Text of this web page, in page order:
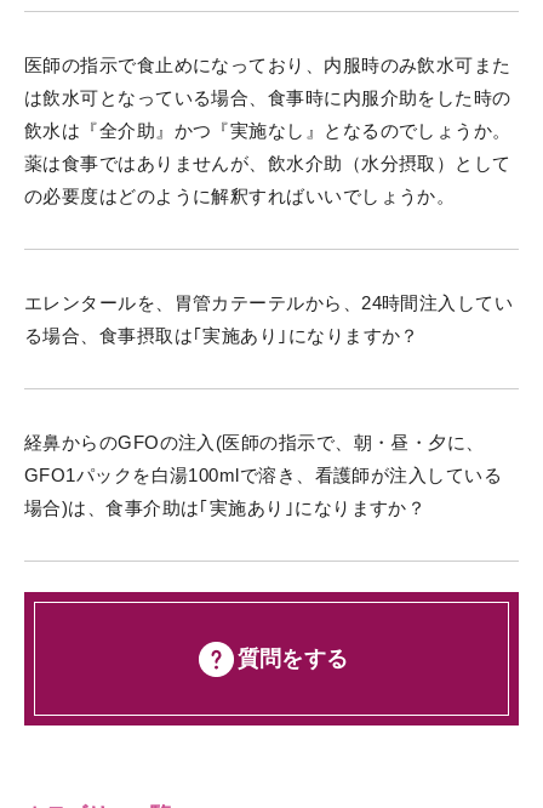
医師の指示で食止めになっており、内服時のみ飲水可また
は飲水可となっている場合、食事時に内服介助をした時の
飲水は『全介助』かつ『実施なし』となるのでしょうか。
薬は食事ではありませんが、飲水介助（水分摂取）として
の必要度はどのように解釈すればいいでしょうか。
エレンタールを、胃管カテーテルから、24時間注入してい
る場合、食事摂取は｢実施あり｣になりますか？
経鼻からのGFOの注入(医師の指示で、朝・昼・夕に、
GFO1パックを白湯100mlで溶き、看護師が注入している
場合)は、食事介助は｢実施あり｣になりますか？
質問をする